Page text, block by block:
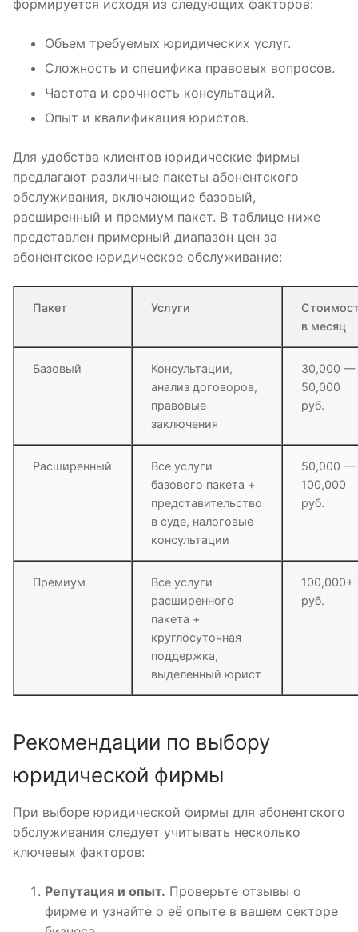
формируется исходя из следующих факторов:
Объем требуемых юридических услуг.
Сложность и специфика правовых вопросов.
Частота и срочность консультаций.
Опыт и квалификация юристов.
Для удобства клиентов юридические фирмы
предлагают различные пакеты абонентского
обслуживания, включающие базовый,
расширенный и премиум пакет. В таблице ниже
представлен примерный диапазон цен за
абонентское юридическое обслуживание:
Пакет Услуги
в месяц
Базовый
Консультации,
анализ договоров,
правовые
заключения
30,000 —
50,000
руб.
Расширенный
Все услуги
базового пакета +
представительство
в суде, налоговые
консультации
50,000 —
100,000
руб.
Премиум
Все услуги
расширенного
пакета +
круглосуточная
поддержка,
выделенный юрист
100,000+
руб.
Рекомендации по выбору
юридической фирмы
При выборе юридической фирмы для абонентского
обслуживания следует учитывать несколько
ключевых факторов:
Репутация и опыт. Проверьте отзывы о
фирме и узнайте о её опыте в вашем секторе